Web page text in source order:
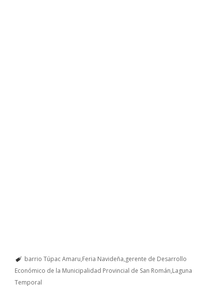
barrio Túpac Amaru Feria Navideña gerente de Desarrollo
Económico de la Municipalidad Provincial de San Román Laguna
Temporal